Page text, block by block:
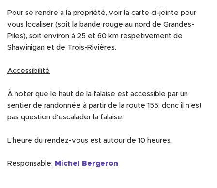
Pour se rendre à la propriété, voir la carte ci-jointe pour
vous localiser (soit la bande rouge au nord de Grandes-
Piles), soit environ à 25 et 60 km respetivement de
Shawinigan et de Trois-Rivières.
Accessibilité
À noter que le haut de la falaise est accessible par un
sentier de randonnée à partir de la route 155, donc il n’est
pas question d’escalader la falaise.
L’heure du rendez-vous est autour de 10 heures.
Responsable: Michel Bergeron